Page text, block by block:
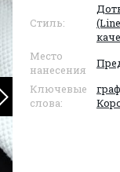
Стиль:
Место
нанесения
Ключевые
слова: